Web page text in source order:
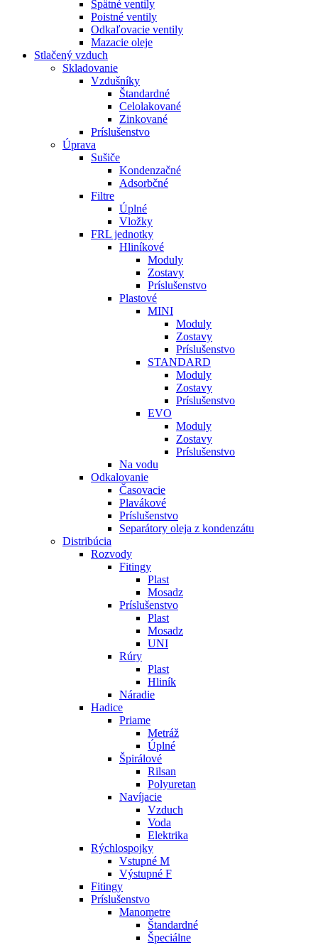
Spätné ventily
Poistné ventily
Odkaľovacie ventily
Mazacie oleje
Stlačený vzduch
Skladovanie
Vzdušníky
Štandardné
Celolakované
Zinkované
Príslušenstvo
Úprava
Sušiče
Kondenzačné
Adsorbčné
Filtre
Úplné
Vložky
FRL jednotky
Hliníkové
Moduly
Zostavy
Príslušenstvo
Plastové
MINI
Moduly
Zostavy
Príslušenstvo
STANDARD
Moduly
Zostavy
Príslušenstvo
EVO
Moduly
Zostavy
Príslušenstvo
Na vodu
Odkalovanie
Časovacie
Plavákové
Príslušenstvo
Separátory oleja z kondenzátu
Distribúcia
Rozvody
Fitingy
Plast
Mosadz
Príslušenstvo
Plast
Mosadz
UNI
Rúry
Plast
Hliník
Náradie
Hadice
Priame
Metráž
Úplné
Špirálové
Rilsan
Polyuretan
Navíjacie
Vzduch
Voda
Elektrika
Rýchlospojky
Vstupné M
Výstupné F
Fitingy
Príslušenstvo
Manometre
Štandardné
Špeciálne